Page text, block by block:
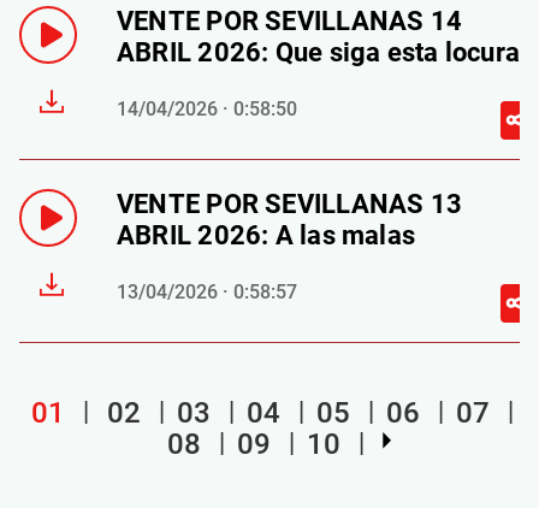
VENTE POR SEVILLANAS 14
ABRIL 2026: Que siga esta locura
14/04/2026 · 0:58:50
VENTE POR SEVILLANAS 13
ABRIL 2026: A las malas
13/04/2026 · 0:58:57
01 02 03 04 05 06
07
08
09 10